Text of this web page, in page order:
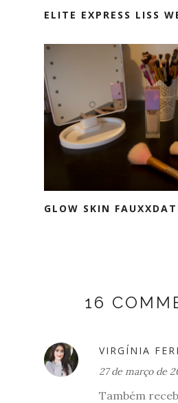
ELITE EXPRESS LISS
GLOW SKIN
16
VIRGÍNIA
27 de março de
Também